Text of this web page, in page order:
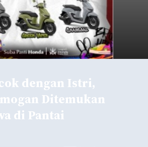
dengan Istri,
Ditemukan
di Pantai